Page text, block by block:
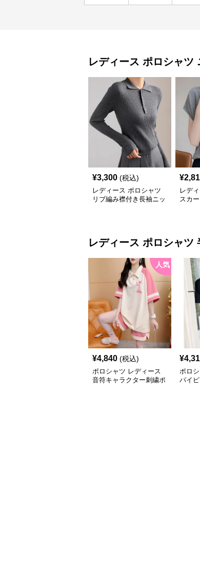
レディース ポロシャツ
¥3,300 (税込)
レディース ポロシャツ
リブ編み襟付き長袖ニッ
¥
レデ
スカ
レディース ポロシャツ
人気
¥4,840 (税込)
ポロシャツ レディース
音符キャラクター刺繍ポ
¥
ポロ
パイ